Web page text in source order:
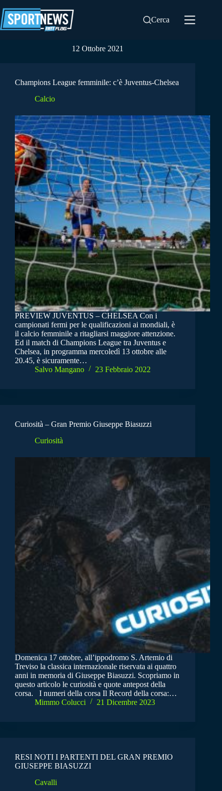
al
contenuto
Cerca
12 Ottobre 2021
Champions League femminile: c’è Juventus-Chelsea
Calcio
PREVIEW JUVENTUS – CHELSEA Con i
campionati fermi per le qualificazioni ai mondiali, è
il calcio femminile a ritagliarsi maggiore attenzione.
Ed il match di Champions League tra Juventus e
Chelsea, in programma mercoledì 13 ottobre alle
20.45, è sicuramente…
Salvo Mangano
23 Febbraio 2022
Curiosità – Gran Premio Giuseppe Biasuzzi
Curiosità
Domenica 17 ottobre, all’ippodromo S. Artemio di
Treviso la classica internazionale riservata ai quattro
anni in memoria di Giuseppe Biasuzzi. Scopriamo in
questo articolo le curiosità e quote antepost della
corsa. I numeri della corsa Il Record della corsa:…
Mimmo Colucci
21 Dicembre 2023
RESI NOTI I PARTENTI DEL GRAN PREMIO
GIUSEPPE BIASUZZI
Cavalli